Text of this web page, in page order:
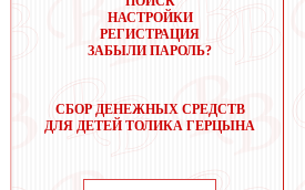
НАСТРОЙКИ
РЕГИСТРАЦИЯ
ЗАБЫЛИ ПАРОЛЬ?
СБОР ДЕНЕЖНЫХ СРЕДСТВ
ДЛЯ ДЕТЕЙ ТОЛИКА ГЕРЦЫНА